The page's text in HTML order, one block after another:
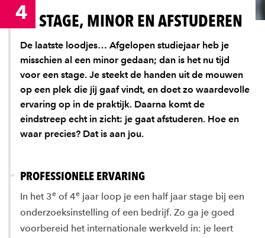
STAGE, MINOR EN AFSTUDEREN
De laatste loodjes… Afgelopen studiejaar heb je
misschien al een minor gedaan; dan is het nu tijd
voor een stage. Je steekt de handen uit de mouwen
op een plek die jij gaaf vindt, en doet zo waardevolle
ervaring op in de praktijk. Daarna komt de
eindstreep echt in zicht: je gaat afstuderen. Hoe en
waar precies? Dat is aan jou.
4
PROFESSIONELE ERVARING
In het 3e of 4e jaar loop je een half jaar stage bij een
onderzoeksinstelling of een bedrijf. Zo ga je goed
voorbereid het internationale werkveld in: je leert